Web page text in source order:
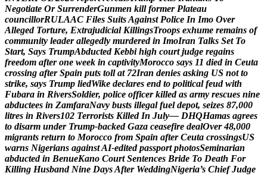
Negotiate Or SurrenderGunmen kill former Plateau
councillorRULAAC Files SuitsAgainst Police In Imo Over
Alleged Torture, Extrajudicial KillingsTroops exhume remains of
community leader allegedly murdered in ImoIran Talks Set To
Start, Says TrumpAbducted Kebbi high court judge regains
freedom after one week in captivityMorocco says 11 died in Ceuta
crossing after Spain puts toll at 72Iran denies asking US not to
strike, says Trump liedWike declares end to political feud with
Fubara in RiversSoldier, police officer killed as army rescues nine
abductees in ZamfaraNavy busts illegal fuel depot, seizes 87,000
litres in Rivers102 Terrorists Killed In July— DHQHamas agrees
to disarm under Trump-backed Gaza ceasefire dealOver 48,000
migrants return to Morocco from Spain after Ceuta crossingsUS
warns Nigerians againstAI-edited passport photosSeminarian
abducted in BenueKano Court Sentences Bride To Death For
Killing Husband Nine DaysAfter WeddingNigeria’s Chief Judge